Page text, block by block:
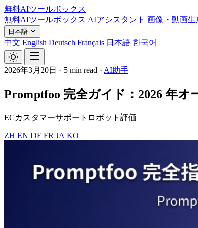
無料AIツールボックス
無料AIツールボックス AIアシスタント 画像・動画生
日本語
中文 English Deutsch Français 日本語 한국어
2026年3月20日 · 5 min read · AI助手
Promptfoo 完全ガイド：2026 年
ECカスタマーサポートロボット評価
ZH EN DE FR JA KO